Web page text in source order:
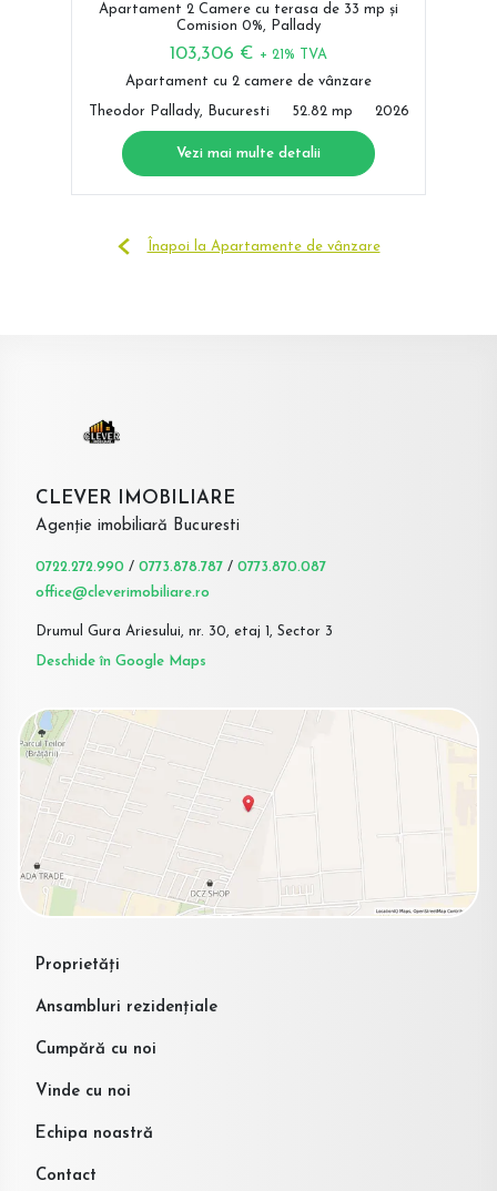
Apartament 2 Camere cu terasa de 33 mp și
Comision 0%, Pallady
103,306 € + 21% TVA
Apartament cu 2 camere de vânzare
Theodor Pallady, Bucuresti 52.82 mp 2026
Vezi mai multe detalii
Înapoi la Apartamente de vânzare
CLEVER IMOBILIARE
Agenție imobiliară Bucuresti
0722.272.990 / 0773.878.787 / 0773.870.087
office@cleverimobiliare.ro
Drumul Gura Ariesului, nr. 30, etaj 1, Sector 3
Deschide în Google Maps
Proprietăți
Ansambluri rezidențiale
Cumpără cu noi
Vinde cu noi
Echipa noastră
Contact